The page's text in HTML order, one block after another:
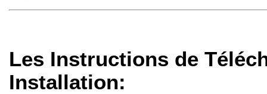
Les Instructions de
Installation: